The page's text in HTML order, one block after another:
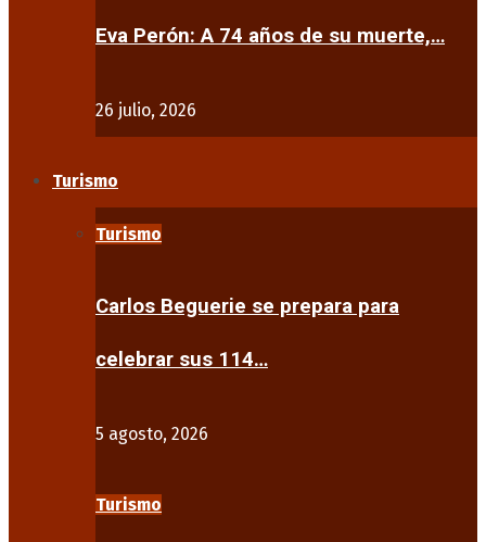
Eva Perón: A 74 años de su muerte,…
26 julio, 2026
Turismo
Turismo
Carlos Beguerie se prepara para
celebrar sus 114…
5 agosto, 2026
Turismo